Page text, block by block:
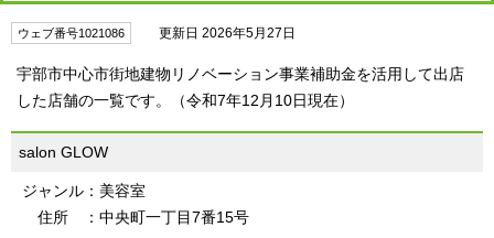
ウェブ番号1021086 更新日 2026年5月27日
宇部市中心市街地建物リノベーション事業補助金を活用して出店
した店舗の一覧です。（令和7年12月10日現在）
salon GLOW
ジャンル：美容室
住所 ：中央町一丁目7番15号